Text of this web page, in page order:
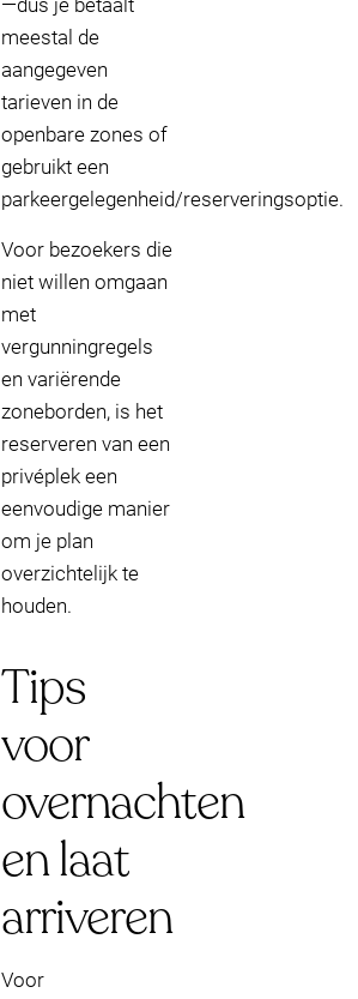
—dus je betaalt
meestal de
aangegeven
tarieven in de
openbare zones of
gebruikt een
parkeergelegenheid/reserveringsoptie.
Voor bezoekers die
niet willen omgaan
met
vergunningregels
en variërende
zoneborden, is het
reserveren van een
privéplek een
eenvoudige manier
om je plan
overzichtelijk te
houden.
Tips
voor
overnachten
en laat
arriveren
Voor